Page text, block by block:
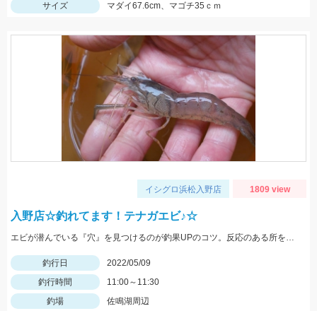
サイズ
マダイ67.6cm、マゴチ35ｃｍ
イシグロ浜松入野店 1809 view
入野店☆釣れてます！テナガエビ♪☆
エビが潜んでいる『穴』を見つけるのが釣果UPのコツ。反応のある所を探してみよう。
釣行日
2022/05/09
釣行時間
11:00～11:30
釣場
佐鳴湖周辺